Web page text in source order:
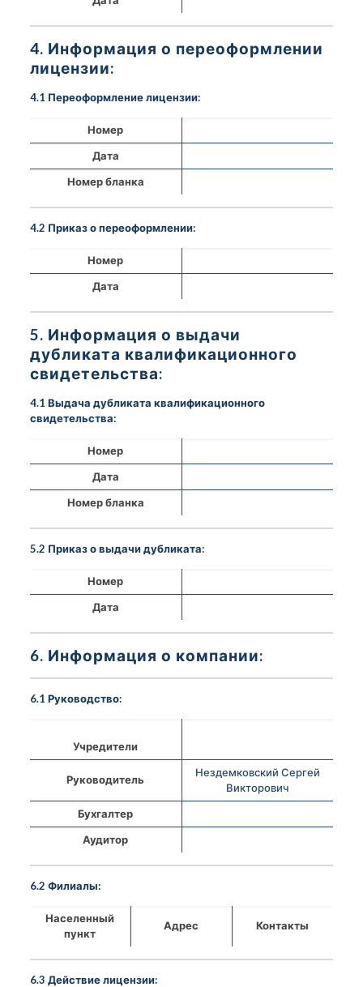
4. Информация о переоформлении
лицензии:
4.1 Переоформление лицензии:
Номер
Дата
Номер бланка
4.2 Приказ о переоформлении:
Номер
Дата
5. Информация о выдачи
дубликата квалификационного
свидетельства:
4.1 Выдача дубликата квалификационного
свидетельства:
Номер
Дата
Номер бланка
5.2 Приказ о выдачи дубликата:
Номер
Дата
6. Информация о компании:
6.1 Руководство:
Учредители
Руководитель
Нездемковский Сергей
Викторович
Бухгалтер
Аудитор
6.2 Филиалы:
Населенный
пункт
Адрес Контакты
6.3 Действие лицензии: